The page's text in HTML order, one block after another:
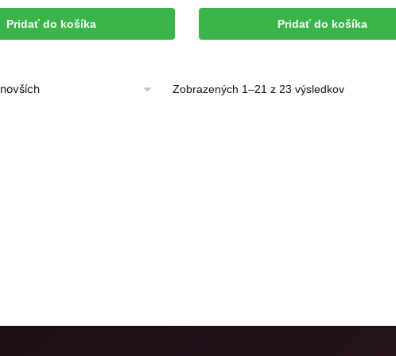
Pridať do košíka Pridať do košíka
Zobrazených 1–21 z 23 výsledkovZoradené